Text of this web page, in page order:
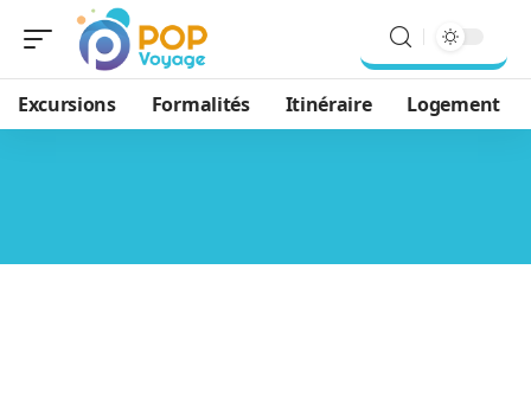
Excursions Formalités Itinéraire Logement